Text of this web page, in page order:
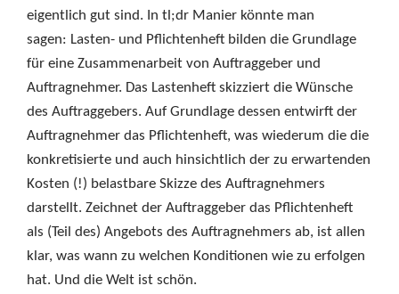
eigentlich gut sind. In tl;dr Manier könnte man
sagen: Lasten- und Pflichtenheft bilden die Grundlage
für eine Zusammenarbeit von Auftraggeber und
Auftragnehmer. Das Lastenheft skizziert die Wünsche
des Auftraggebers. Auf Grundlage dessen entwirft der
Auftragnehmer das Pflichtenheft, was wiederum die die
konkretisierte und auch hinsichtlich der zu erwartenden
Kosten (!) belastbare Skizze des Auftragnehmers
darstellt. Zeichnet der Auftraggeber das Pflichtenheft
als (Teil des) Angebots des Auftragnehmers ab, ist allen
klar, was wann zu welchen Konditionen wie zu erfolgen
hat. Und die Welt ist schön.